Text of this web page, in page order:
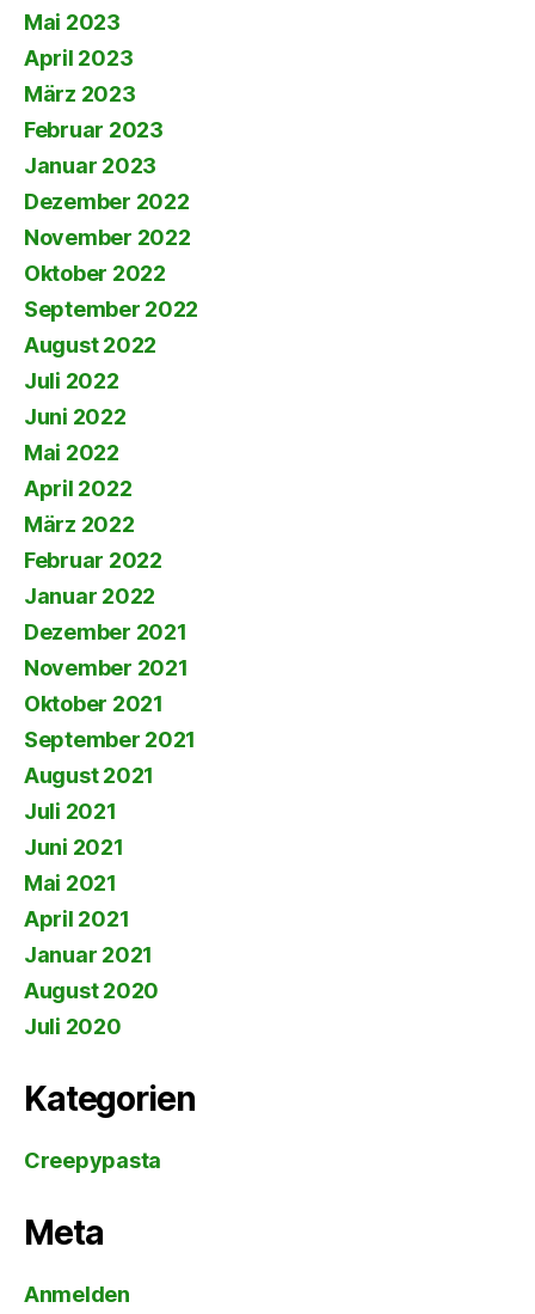
Mai 2023
April 2023
März 2023
Februar 2023
Januar 2023
Dezember 2022
November 2022
Oktober 2022
September 2022
August 2022
Juli 2022
Juni 2022
Mai 2022
April 2022
März 2022
Februar 2022
Januar 2022
Dezember 2021
November 2021
Oktober 2021
September 2021
August 2021
Juli 2021
Juni 2021
Mai 2021
April 2021
Januar 2021
August 2020
Juli 2020
Kategorien
Creepypasta
Meta
Anmelden